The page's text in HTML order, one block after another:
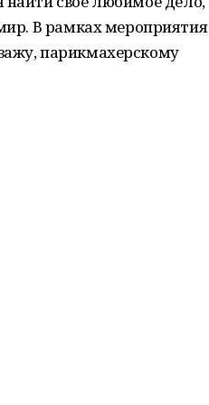
В рамках мероприятия
парикмахерскому